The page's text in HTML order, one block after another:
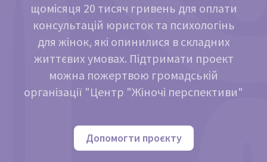
щомісяця 20 тисяч гривень для оплати
консультацій юристок та психологінь
для жінок, які опинилися в складних
життєвих умовах. Підтримати проект
можна пожертвою громадській
організації "Центр "Жіночі перспективи"
Допомогти проєкту